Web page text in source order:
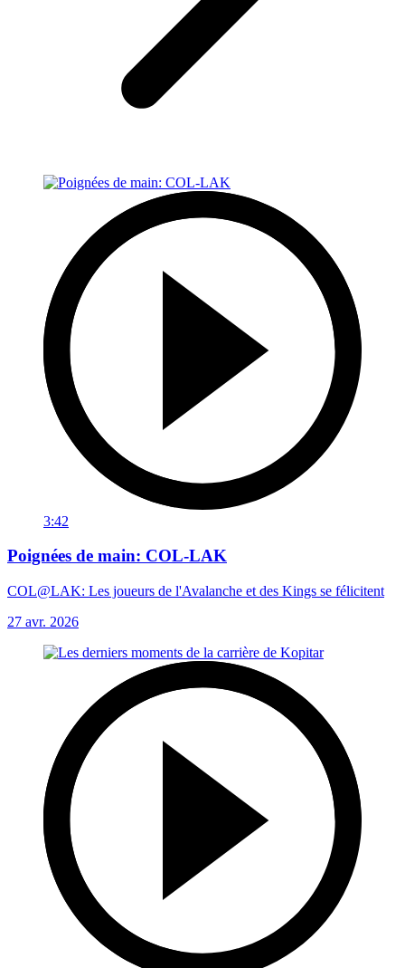
3:42
Poignées de main: COL-LAK
COL@LAK: Les joueurs de l'Avalanche et des Kings se félicitent
27 avr. 2026